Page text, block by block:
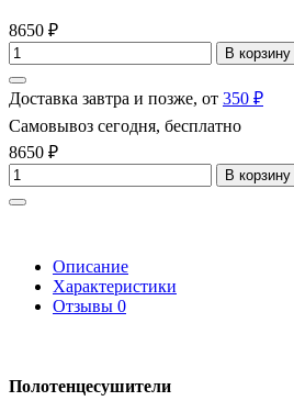
8650 ₽
В корзину
Доставка завтра и позже, от 350 ₽
Самовывоз сегодня, бесплатно
8650 ₽
В корзину
Описание
Характеристики
Отзывы 0
Полотенцесушители